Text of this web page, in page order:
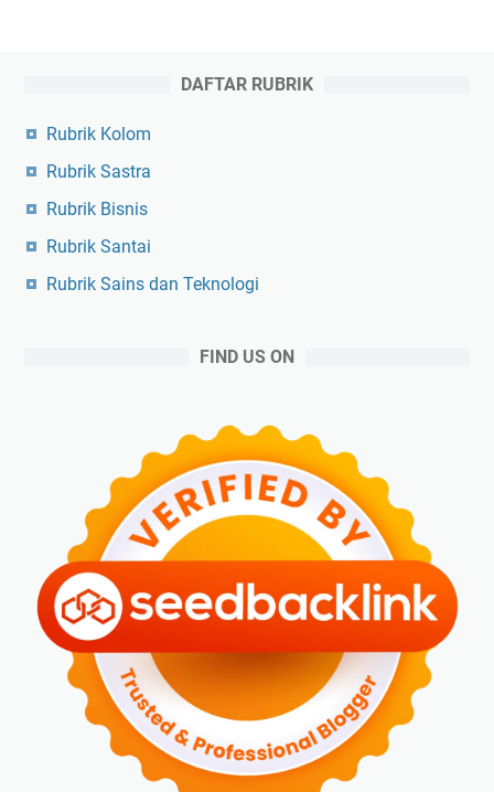
DAFTAR RUBRIK
Rubrik Kolom
Rubrik Sastra
Rubrik Bisnis
Rubrik Santai
Rubrik Sains dan Teknologi
FIND US ON